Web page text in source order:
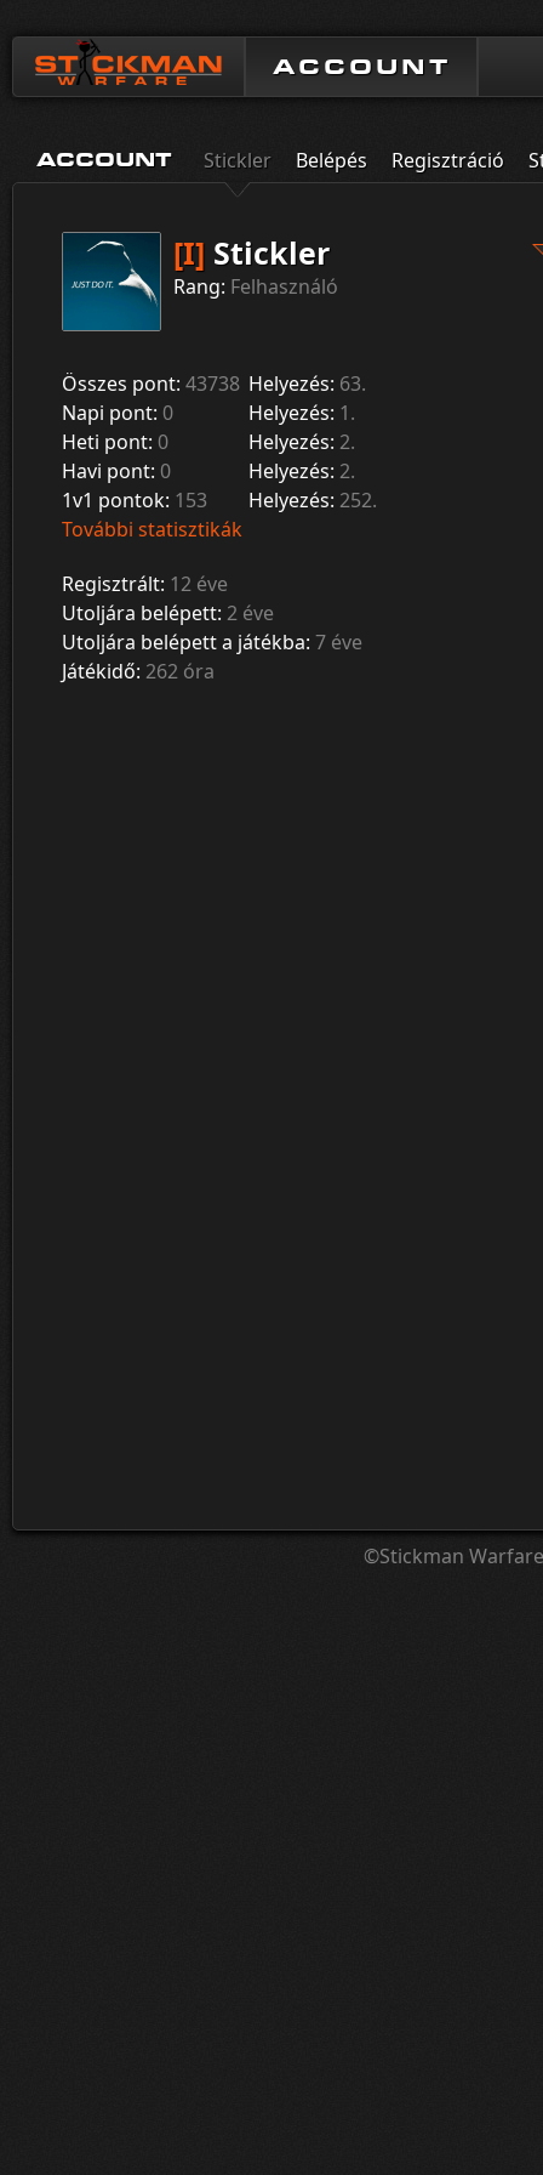
ACCOUNT
ACCOUNT Stickler Belépés Regisztráció
[I] Stickler
Rang: Felhasználó
Összes pont: 43738 Helyezés: 63.
Napi pont: 0 Helyezés: 1.
Heti pont: 0 Helyezés: 2.
Havi pont: 0 Helyezés: 2.
1v1 pontok: 153 Helyezés: 252.
További statisztikák
Regisztrált: 12 éve
Utoljára belépett: 2 éve
Utoljára belépett a játékba: 7 éve
Játékidő: 262 óra
©Stickman Warfare